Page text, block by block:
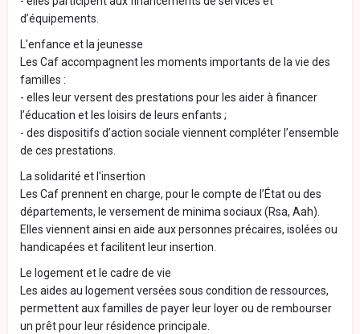
d’équipements.
L'enfance et la jeunesse
Les Caf accompagnent les moments importants de la vie des
familles :
- elles leur versent des prestations pour les aider à financer
l’éducation et les loisirs de leurs enfants ;
- des dispositifs d’action sociale viennent compléter l’ensemble
de ces prestations.
La solidarité et l'insertion
Les Caf prennent en charge, pour le compte de l’État ou des
départements, le versement de minima sociaux (Rsa, Aah).
Elles viennent ainsi en aide aux personnes précaires, isolées ou
handicapées et facilitent leur insertion.
Le logement et le cadre de vie
Les aides au logement versées sous condition de ressources,
permettent aux familles de payer leur loyer ou de rembourser
un prêt pour leur résidence principale.